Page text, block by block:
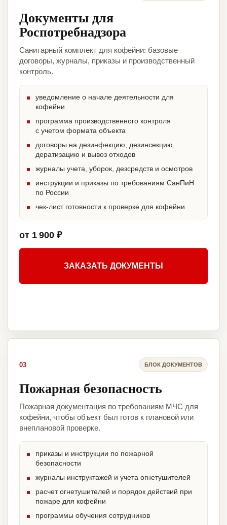
Документы для
Роспотребнадзора
Санитарный комплект для кофейни: базовые
договоры, журналы, приказы и производственный
контроль.
уведомление о начале деятельности для
кофейни
программа производственного контроля
с учетом формата объекта
договоры на дезинфекцию, дезинсекцию,
дератизацию и вывоз отходов
журналы учета, уборок, дезсредств и осмотров
инструкции и приказы по требованиям СанПиН
по России
чек-лист готовности к проверке для кофейни
от 1 900 ₽
ЗАКАЗАТЬ ДОКУМЕНТЫ
03 БЛОК ДОКУМЕНТОВ
Пожарная безопасность
Пожарная документация по требованиям МЧС для
кофейни, чтобы объект был готов к плановой или
внеплановой проверке.
приказы и инструкции по пожарной
безопасности
журналы инструктажей и учета огнетушителей
расчет огнетушителей и порядок действий при
пожаре для кофейни
программы обучения сотрудников